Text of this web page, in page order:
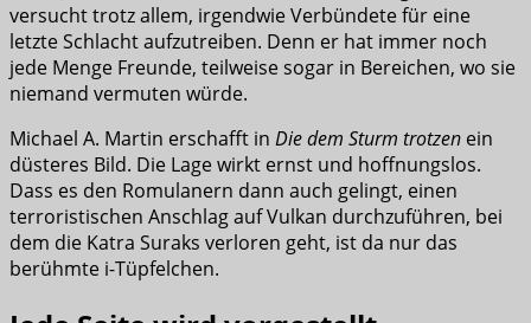
versucht trotz allem, irgendwie Verbündete für eine
letzte Schlacht aufzutreiben. Denn er hat immer noch
jede Menge Freunde, teilweise sogar in Bereichen, wo sie
niemand vermuten würde.
Michael A. Martin erschafft in Die dem Sturm trotzen ein
düsteres Bild. Die Lage wirkt ernst und hoffnungslos.
Dass es den Romulanern dann auch gelingt, einen
terroristischen Anschlag auf Vulkan durchzuführen, bei
dem die Katra Suraks verloren geht, ist da nur das
berühmte i-Tüpfelchen.